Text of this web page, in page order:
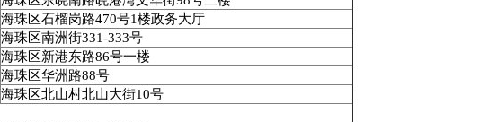
海珠区石榴岗路470号1楼政务大厅
海珠区南洲街331-333号
海珠区新港东路86号一楼
海珠区华洲路88号
海珠区北山村北山大街10号